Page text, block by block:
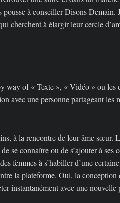
à conseiller Disons Demain.
cherchent à élargir leur cercle
way of « Texte », « Vidéo » ou les
avec une personne partageant les
à la rencontre de leur âme sœur.
se connaître ou de s’ajouter à ses
femmes à s’habiller d’une
la plateforme. Oui, la conception
instantanément avec une nouvelle